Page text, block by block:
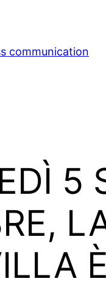
communication
5